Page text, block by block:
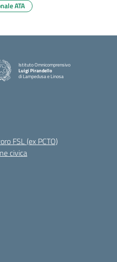
ATA
Istituto Omnicomprensivo
Luigi Pirandello
di Lampedusa e Linosa
FSL (ex PCTO)
civica